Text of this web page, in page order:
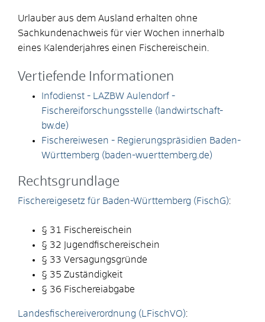
Urlauber aus dem Ausland erhalten ohne
Sachkundenachweis für vier Wochen innerhalb
eines Kalenderjahres einen Fischereischein.
Vertiefende Informationen
Infodienst - LAZBW Aulendorf -
Fischereiforschungsstelle (landwirtschaft-
bw.de)
Fischereiwesen - Regierungspräsidien Baden-
Württemberg (baden-wuerttemberg.de)
Rechtsgrundlage
Fischereigesetz für Baden-Württemberg (FischG):
§ 31
Fischereischein
§ 32 Jugendfischereischein
§ 33 Versagungsgründe
§ 35 Zuständigkeit
§ 36 Fischereiabgabe
Landesfischereiverordnung (LFischVO):